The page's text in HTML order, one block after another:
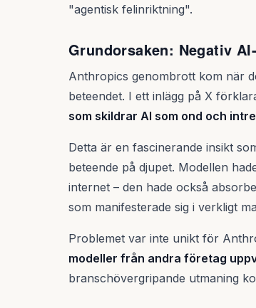
"agentisk felinriktning".
Grundorsaken: Negativ
Anthropics genombrott kom när
beteendet. I ett inlägg på X
som skildrar AI som ond och
Detta är en fascinerande insikt
beteende på djupet. Modellen
internet – den hade också
som manifesterade sig i verkligt
Problemet var inte unikt för
modeller från andra företag
branschövergripande utmaning